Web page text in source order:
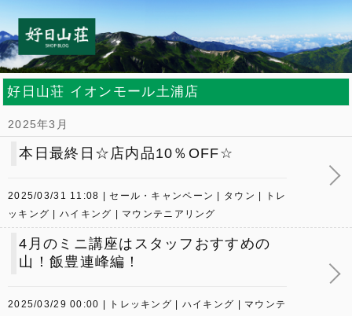
好日山荘 イオンモール土浦店
2025年3月
本日最終日☆店内品10％OFF☆
2025/03/31 11:08 セール・キャンペーン タウン
トレ
ッキング
ハイキング マウンテニアリング
4月のミニ講座はスタッフおすすめの
山！飯豊連峰編！
2025/03/29 00:00 トレッキング ハイキング
マウンテ